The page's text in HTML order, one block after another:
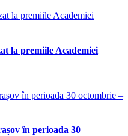
la premiile Academiei
în perioada 30